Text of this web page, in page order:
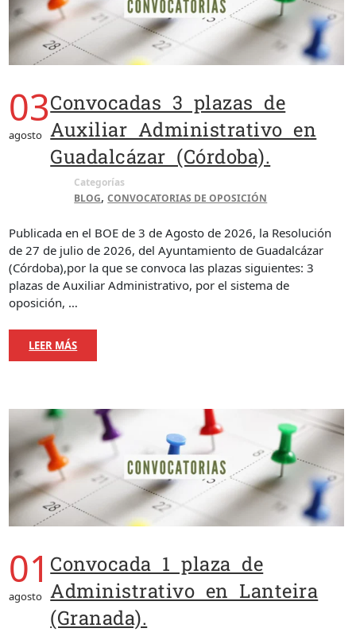
03
agosto
Convocadas 3 plazas de
Auxiliar Administrativo en
Guadalcázar (Córdoba).
Categorías
BLOG,CONVOCATORIAS DE OPOSICIÓN
Publicada en el BOE de 3 de Agosto de 2026, la Resolución
de 27 de julio de 2026, del Ayuntamiento de Guadalcázar
(Córdoba),por la que se convoca las plazas siguientes: 3
plazas de Auxiliar Administrativo, por el sistema de
oposición, …
LEER MÁS
01
agosto
Convocada 1 plaza de
Administrativo en Lanteira
(Granada).